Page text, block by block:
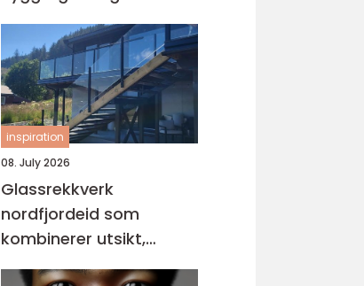
inspiration
08. July 2026
Glassrekkverk
nordfjordeid som
kombinerer utsikt,
sikkerhet og stil